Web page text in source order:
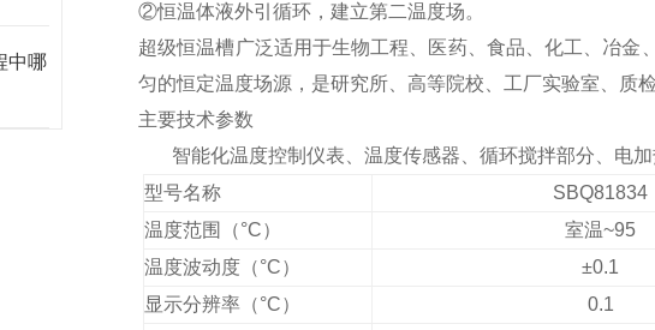
中哪
②恒温体液外引循环，建立第二温度场。
超级恒温槽广泛适用于生物工程、医药、食品、化工、冶
匀的恒定温度场源，是研究所、高等院校、工厂实验室、质
主要技术参数
智能化温度控制仪表、温度传感器、循环搅拌部分、电
型号名称
SBQ81834
温度范围（°C） 室温~95
温度波动度（°C） ±0.1
显示分辨率（°C）
0.1